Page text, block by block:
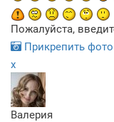
Пожалуйста,
Прикрепить фото
x
Валерия